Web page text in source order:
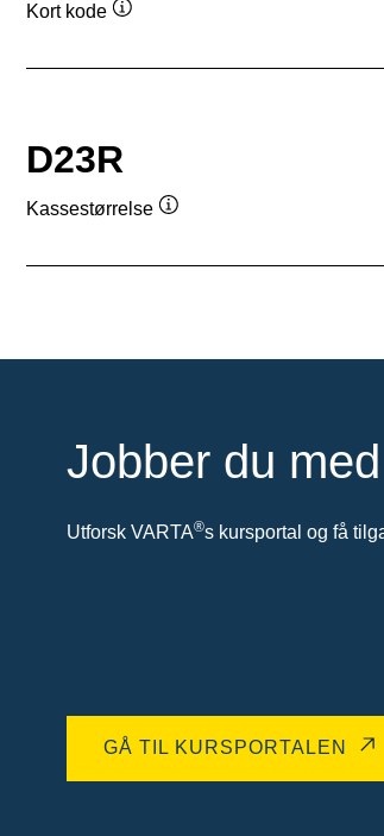
Kort kode
D23R
Kassestørrelse
Jobber du
Utforsk VARTA®s kursportal og få
GÅ TIL KURSPORTALEN